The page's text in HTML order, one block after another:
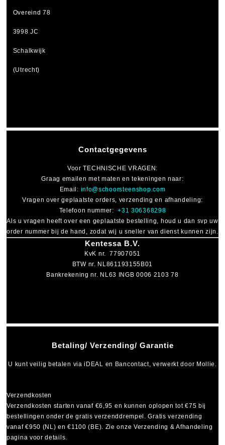
Betaling/ Verzending/ Garantie
U kunt veilig betalen viaiDEAL en Bancontact, verwerkt door Mollie.
Verzendkosten
Verzendkosten starten vanaf €6,95 en kunnen oplopen tot€75 bij
bestellingen onder de gratis verzenddrempel. Gratis verzending
vanaf €950 (NL) en €1100 (BE). Zie onze Verzending & Afhandeling
pagina voor details.
Contactgegevens
VoorTECHNISCHE VRAGEN :
Graag emailen met maten en tekeningen naar:
Email: info@schoorsteenshop.com
Vragen over geplaatste orders, verzending en afhandeling:
Telefoon nummer:+31 306368298
Als u vragen heeft over een geplaatste bestelling, houd u dan svp uw
order nummer bij de hand, zodat wij u sneller van dienst kunnen zijn.
Kentessa B.V.
KvK nr. 77907051
BTW nr. NL861193155B01
Bankrekening nr. NL63 INGB 0006 2103 78
Overeind 78
3998 JC
Schalkwijk
(Utrecht)